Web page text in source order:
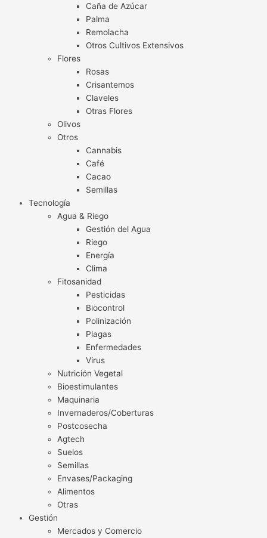
Caña de Azúcar
Palma
Remolacha
Otros Cultivos Extensivos
Flores
Rosas
Crisantemos
Claveles
Otras Flores
Olivos
Otros
Cannabis
Café
Cacao
Semillas
Tecnología
Agua & Riego
Gestión del Agua
Riego
Energía
Clima
Fitosanidad
Pesticidas
Biocontrol
Polinización
Plagas
Enfermedades
Virus
Nutrición Vegetal
Bioestimulantes
Maquinaria
Invernaderos/Coberturas
Postcosecha
Agtech
Suelos
Semillas
Envases/Packaging
Alimentos
Otras
Gestión
Mercados y Comercio